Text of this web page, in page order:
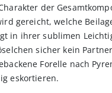
der
gereicht, welche
in ihrer sublimen
sicher kein
Forelle nach
eskortieren.